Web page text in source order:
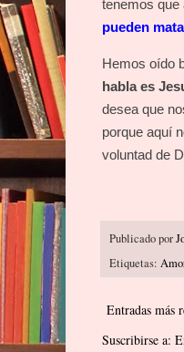
tenemos que
pueden
Hemos oído
habla es
desea que
porque aquí
voluntad de
Publicado por
Etiquetas:
Entradas más
Suscribirse a: